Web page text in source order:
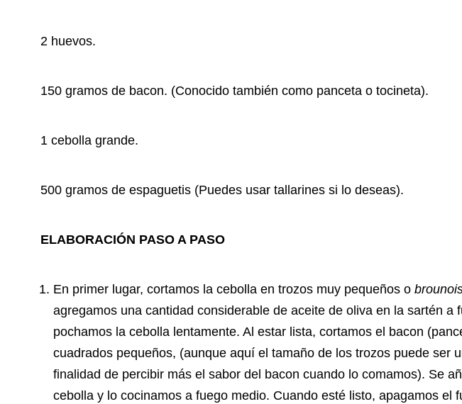
2 huevos.
150 gramos de bacon. (Conocido también como panceta o tocineta).
1 cebolla grande.
500 gramos de espaguetis (Puedes usar tallarines si lo deseas).
ELABORACIÓN PASO A PASO
En primer lugar, cortamos la cebolla en trozos muy pequeños o
agregamos una cantidad considerable de aceite de oliva en la sartén a
pochamos la cebolla lentamente. Al estar lista, cortamos el bacon
cuadrados pequeños, (aunque aquí el tamaño de los trozos puede ser
finalidad de percibir más el sabor del bacon cuando lo comamos). Se
cebolla y lo cocinamos a fuego medio. Cuando esté listo, apagamos el